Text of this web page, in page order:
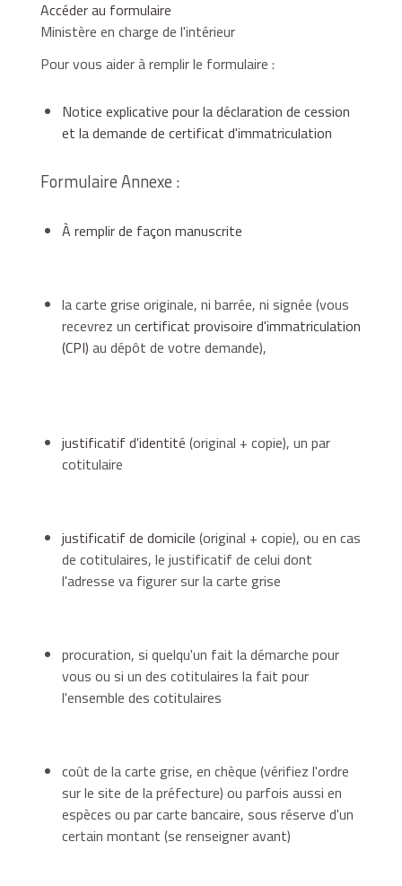
Accéder au formulaire
Ministère en charge de l'intérieur
Pour vous aider à remplir le formulaire :
Notice explicative pour la déclaration de cession
et la demande de certificat d'immatriculation
Formulaire Annexe :
À remplir de façon manuscrite
la carte grise originale, ni barrée, ni signée (vous
recevrez un certificat provisoire d'immatriculation
(CPI) au dépôt de votre demande),
justificatif d'identité (original + copie), un par
cotitulaire
justificatif de domicile (original + copie), ou en cas
de cotitulaires, le justificatif de celui dont
l'adresse va figurer sur la carte grise
procuration, si quelqu'un fait la démarche pour
vous ou si un des cotitulaires la fait pour
l'ensemble des cotitulaires
coût de la carte grise, en chèque (vérifiez l'ordre
sur le site de la préfecture) ou parfois aussi en
espèces ou par carte bancaire, sous réserve d'un
certain montant (se renseigner avant)